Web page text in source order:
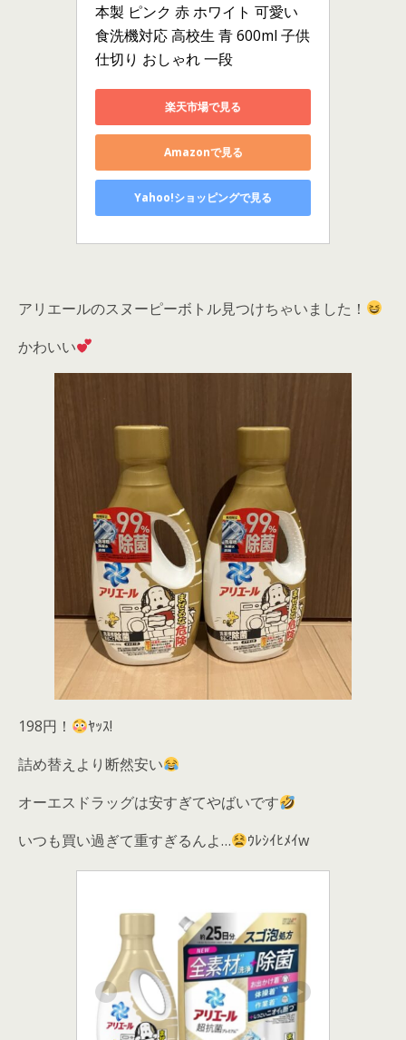
本製 ピンク 赤 ホワイト 可愛い
食洗機対応 高校生 青 600ml 子供
仕切り おしゃれ 一段
楽天市場で見る
Amazonで見る
Yahoo!ショッピングで見る
アリエールのスヌーピーボトル見つけちゃいました！
かわいい
198円！
ﾔｯｽ!
詰め替えより断然安い
オーエスドラッグは安すぎてやばいです
いつも買い過ぎて重すぎるんよ…
ｳﾚｼｲﾋﾒｲw